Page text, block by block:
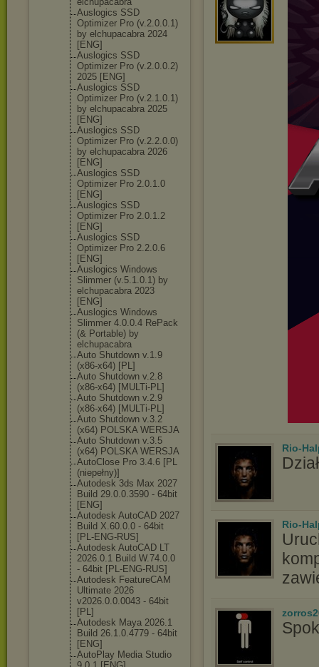
Auslogics SSD
Optimizer Pro (v.2.0.0.1)
by elchupacabra 2024
[ENG]
Auslogics SSD
Optimizer Pro (v.2.0.0.2)
2025 [ENG]
Auslogics SSD
Optimizer Pro (v.2.1.0.1)
by elchupacabra 2025
[ENG]
Auslogics SSD
Optimizer Pro (v.2.2.0.0)
by elchupacabra 2026
[ENG]
Auslogics SSD
Optimizer Pro 2.0.1.0
[ENG]
Auslogics SSD
Optimizer Pro 2.0.1.2
[ENG]
Auslogics SSD
Optimizer Pro 2.2.0.6
[ENG]
Auslogics Windows
Slimmer (v.5.1.0.1) by
elchupacabra 2023
[ENG]
Auslogics Windows
Slimmer 4.0.0.4 RePack
(& Portable) by
elchupacabra
Auto Shutdown v.1.9
(x86-x64) [PL]
Auto Shutdown v.2.8
(x86-x64) [MULTi-PL]
Auto Shutdown v.2.9
(x86-x64) [MULTi-PL]
Auto Shutdown v.3.2
(x64) POLSKA WERSJA
Auto Shutdown v.3.5
(x64) POLSKA WERSJA
AutoClose Pro 3.4.6 [PL
(niepełny)]
Autodesk 3ds Max 2027
Build 29.0.0.3590 - 64bit
[ENG]
Autodesk AutoCAD 2027
Build X.60.0.0 - 64bit
[PL-ENG-RUS]
Autodesk AutoCAD LT
2026.0.1 Build W.74.0.0
- 64bit [PL-ENG-RUS]
Autodesk FeatureCAM
Ultimate 2026
v2026.0.0.0043 - 64bit
[PL]
Autodesk Maya 2026.1
Build 26.1.0.4779 - 64bit
[ENG]
AutoPlay Media Studio
Rio-
Rio-